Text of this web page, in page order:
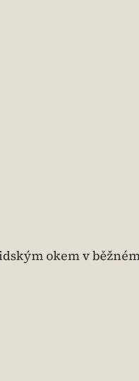
okem v